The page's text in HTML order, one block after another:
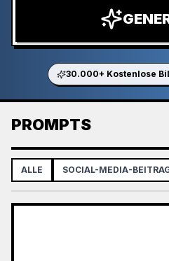
30.000+ Kostenlose
PROMPTS
ALLE SOCIAL-MEDIA-